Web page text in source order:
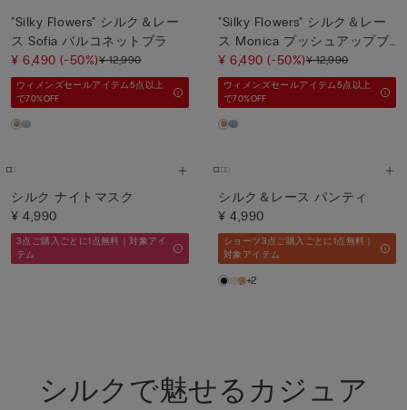
"Silky Flowers" シルク＆レー
ス Sofia バルコネットブラ
¥ 6,490(-50%)¥ 12,990
ウィメンズセールアイテム5点以上
で70%OFF
"Silky Flowers" シルク＆レー
ス Monica プッシュアップブ
ラ
¥ 6,490(-50%)¥ 12,990
ウィメンズセールアイテム5点以上
で70%OFF
シルク ナイトマスク
¥ 4,990
3点ご購入ごとに1点無料｜対象アイ
テム
シルク＆レース パンティ
¥ 4,990
ショーツ3点ご購入ごとに1点無料｜
対象アイテム
+2
シルクで魅せるカジュア